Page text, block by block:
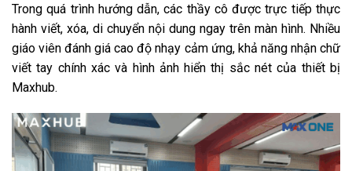
Trong quá trình hướng dẫn, các thầy cô được trực tiếp thực
hành viết, xóa, di chuyển nội dung ngay trên màn hình. Nhiều
giáo viên đánh giá cao độ nhạy cảm ứng, khả năng nhận chữ
viết tay chính xác và hình ảnh hiển thị sắc nét của thiết bị
Maxhub.